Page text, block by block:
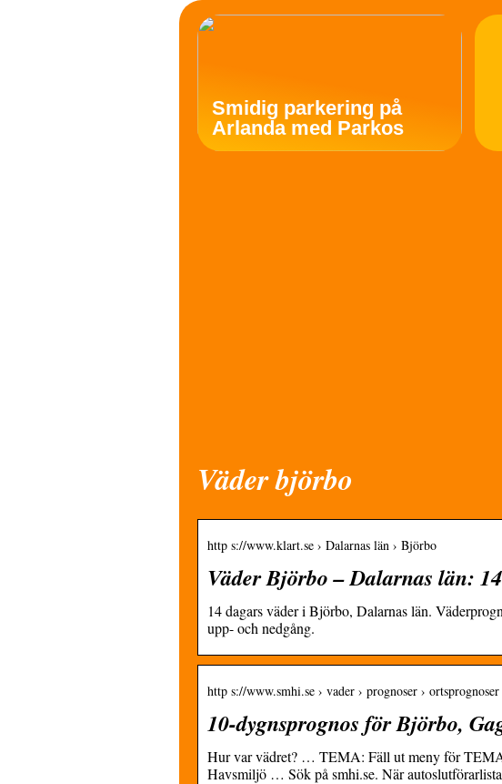
Smidig parkering på
Arlanda med Parkos
Väder björbo
http s://www.klart.se › Dalarnas län › Björbo
Väder Björbo – Dalarnas län:
14 dagars väder i Björbo, Dalarnas län.
upp- och nedgång.
http s://www.smhi.se › vader › prognoser › ortsprognoser
10-dygnsprognos för Björbo,
Hur var vädret? … TEMA: Fäll ut meny för
Havsmiljö … Sök på smhi.se. När